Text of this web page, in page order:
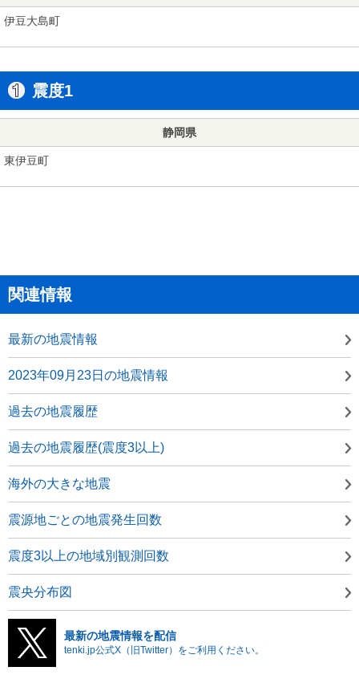
伊豆大島町
震度1
静岡県
東伊豆町
関連情報
最新の地震情報
2023年09月23日の地震情報
過去の地震履歴
過去の地震履歴(震度3以上)
海外の大きな地震
震源地ごとの地震発生回数
震度3以上の地域別観測回数
震央分布図
最新の地震情報を配信
tenki.jp公式X（旧Twitter）をご利用ください。